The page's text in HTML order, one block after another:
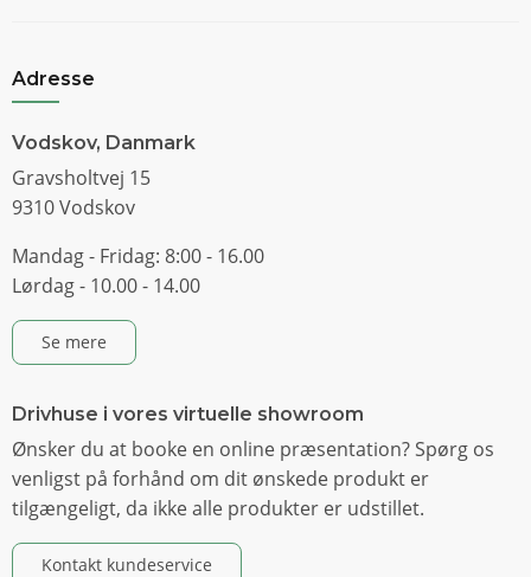
Adresse
Vodskov, Danmark
Gravsholtvej 15
9310 Vodskov
Mandag - Fridag: 8:00 - 16.00
Lørdag - 10.00 - 14.00
Se mere
Drivhuse i vores virtuelle showroom
Ønsker du at booke en online præsentation? Spørg os
venligst på forhånd om dit ønskede produkt er
tilgængeligt, da ikke alle produkter er udstillet.
Kontakt kundeservice